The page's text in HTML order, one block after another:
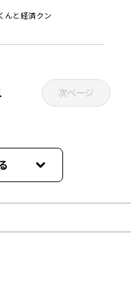
くんと経済クン』
んと経済クン
次ページ